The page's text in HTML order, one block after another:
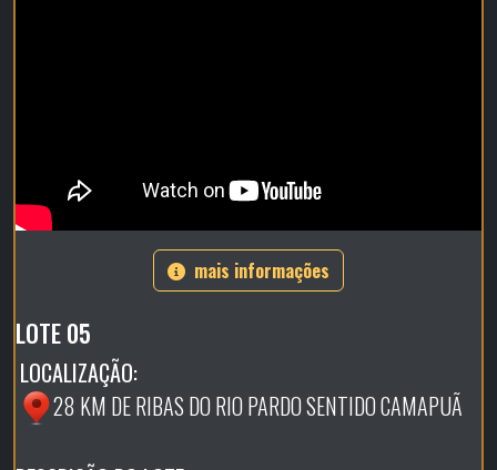
mais informações
LOTE 05
LOCALIZAÇÃO:
28 KM DE RIBAS DO RIO PARDO SENTIDO CAMAPUÃ